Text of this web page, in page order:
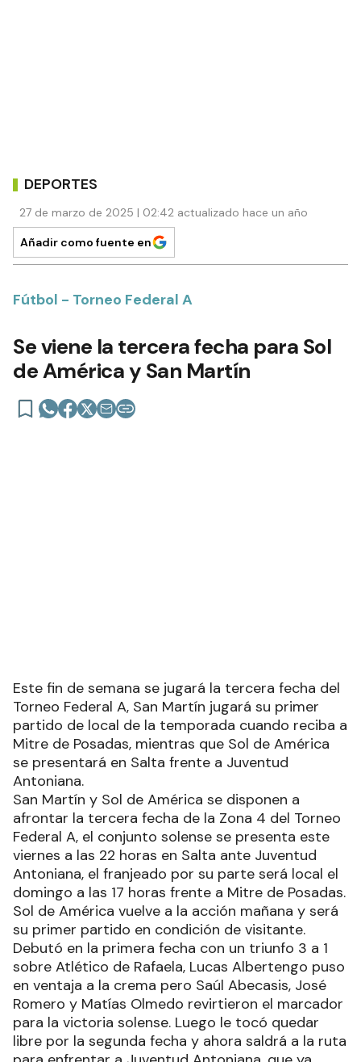
DEPORTES
Añadir como fuente en
Fútbol - Torneo Federal A
Se viene la tercera fecha para Sol
Este fin de semana se jugará la tercera fecha del
Torneo Federal A, San Martín jugará su primer
partido de local de la temporada cuando reciba a
Mitre de Posadas, mientras que Sol de América
se presentará en Salta frente a Juventud
Antoniana.
San Martín y Sol de América se disponen a
afrontar la tercera fecha de la Zona 4 del Torneo
Federal A, el conjunto solense se presenta este
viernes a las 22 horas en Salta ante Juventud
Antoniana, el franjeado por su parte será local el
domingo a las 17 horas frente a Mitre de Posadas.
Sol de América vuelve a la acción mañana y será
su primer partido en condición de visitante.